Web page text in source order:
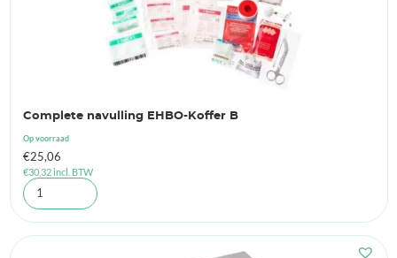
Complete navulling EHBO-Koffer B
Op voorraad
€25,06
€30,32incl. BTW